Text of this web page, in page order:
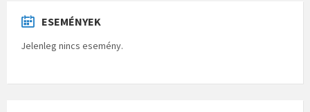
ESEMÉNYEK
Jelenleg nincs esemény.